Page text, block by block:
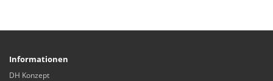
Informationen
DH Konzept